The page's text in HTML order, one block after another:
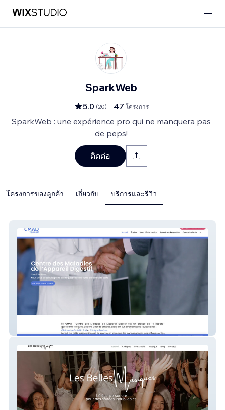
SparkWeb
5.0 (20) 47 โครงการ
SparkWeb : une expérience pro qui ne manquera pas
de peps!
ติดต่อ
โครงการของลูกค้า เกี่ยวกับ บริการและรีวิว